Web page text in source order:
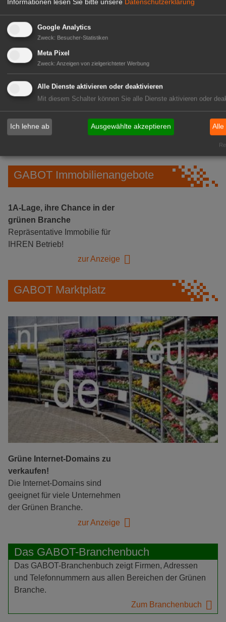
Gärtnerei Hanns
Logistikhalle
Herongen
GABOT Immobilienangebote
1A-Lage, ihre Chance in der
grünen Branche
Repräsentative Immobilie für
IHREN Betrieb!
zur Anzeige
GABOT Marktplatz
Grüne Internet-Domains zu
verkaufen!
Die Internet-Domains sind
geeignet für viele Unternehmen
der Grünen Branche.
zur Anzeige
Das GABOT-Branchenbuch
Das GABOT-Branchenbuch zeigt Firmen, Adressen
und Telefonnummern aus allen Bereichen der Grünen
Branche.
Zum Branchenbuch
Informationen lesen Sie bitte unsere Datenschutzerklärung
Google Analytics
Zweck: Besucher-Statistiken
Meta Pixel
Zweck: Anzeigen von zielgerichteter Werbung
Alle Dienste aktivieren oder deaktivieren
Mit diesem Schalter können Sie alle Dienste aktivieren oder
Ich lehne ab Ausgewählte akzeptieren Alle